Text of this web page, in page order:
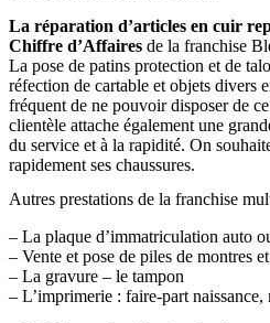
La réparation d’articles en cuir
Chiffre d’Affaires de la franchise
La pose de patins protection et de
réfection de cartable et objets divers
fréquent de ne pouvoir disposer de
clientèle attache également une
du service et à la rapidité. On
rapidement ses chaussures.
Autres prestations de la franchise
– La plaque d’immatriculation auto
– Vente et pose de piles de montres
– La gravure – le tampon
– L’imprimerie : faire-part